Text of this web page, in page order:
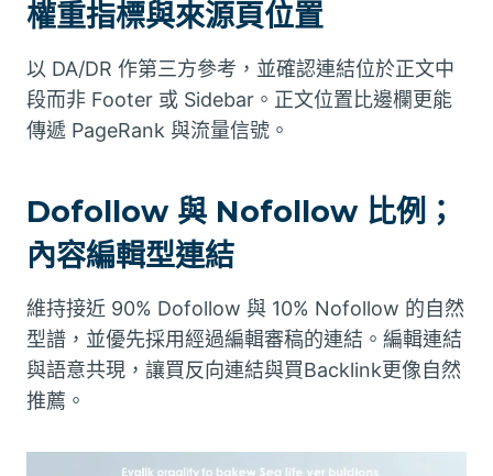
權重指標與來源頁位置
以 DA/DR 作第三方參考，並確認連結位於正文中
段而非 Footer 或 Sidebar。正文位置比邊欄更能
傳遞 PageRank 與流量信號。
Dofollow 與 Nofollow 比例；
內容編輯型連結
維持接近 90% Dofollow 與 10% Nofollow 的自然
型譜，並優先採用經過編輯審稿的連結。編輯連結
與語意共現，讓買反向連結與買Backlink更像自然
推薦。